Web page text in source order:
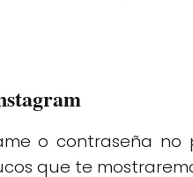
o contraseña
que te